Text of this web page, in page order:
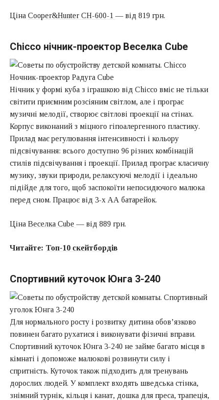
Ціна Cooper&Hunter CH-600-1 — від 819 грн.
Chicco нічник-проектор Веселка Cube
Нічник у формі куба з іграшкою від Chicco вміє не тільки
світити приємним розсіяним світлом, але і програє
музичні мелодії, створює світлові проекції на стінах.
Корпус виконаний з міцного гіпоалергенного пластику.
Прилад має регулювання інтенсивності і кольору
підсвічування: всього доступно 96 різних комбінацій
стилів підсвічування і проекції. Прилад програє класичну
музику, звуки природи, релаксуючі мелодії і ідеально
підійде для того, щоб заспокоїти непосидючого малюка
перед сном. Працює від 3-х АА батарейок.
Ціна Веселка Cube — від 889 грн.
Читайте: Топ-10 скейтбордів
Спортивний куточок Юнга 3-240
Для нормального росту і розвитку дитина обов’язково
повинен багато рухатися і виконувати фізичні вправи.
Спортивний куточок Юнга 3-240 не займе багато місця в
кімнаті і допоможе малюкові розвинути силу і
спритність. Куточок також підходить для тренувань
дорослих людей. У комплект входять шведська стінка,
знімний турнік, кільця і канат, дошка для преса, трапеція,